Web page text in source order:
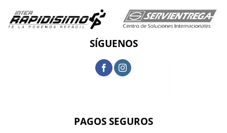
SÍGUENOS
PAGOS SEGUROS